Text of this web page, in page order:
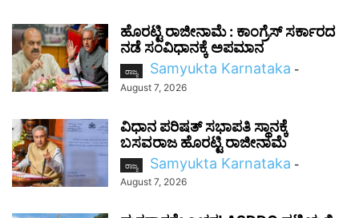
ಹೊರಟ್ಟಿ ರಾಜೀನಾಮೆ : ಕಾಂಗ್ರೆಸ್ ಸರ್ಕಾರದ
ನಡೆ ಸಂವಿಧಾನಕ್ಕೆ ಅಪಮಾನ
ರಾಜ್ಯ Samyukta Karnataka -
August 7, 2026
ವಿಧಾನ ಪರಿಷತ್ ಸಭಾಪತಿ ಸ್ಥಾನಕ್ಕೆ
ಬಸವರಾಜ ಹೊರಟ್ಟಿ ರಾಜೀನಾಮೆ
ರಾಜ್ಯ Samyukta Karnataka -
August 7, 2026